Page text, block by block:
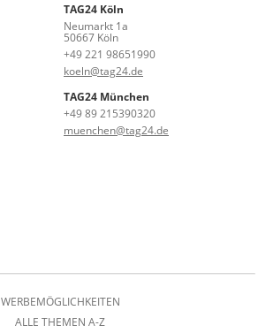
TAG24 Köln
Neumarkt 1a
50667 Köln
+49 221 98651990
koeln@tag24.de
TAG24 München
+49 89 215390320
muenchen@tag24.de
WERBEMÖGLICHKEITEN
ALLE THEMEN A-Z